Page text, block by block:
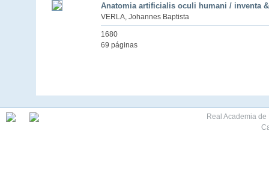
Anatomia artificialis oculi humani / inventa
VERLA, Johannes Baptista
1680
69 páginas
Real Academia